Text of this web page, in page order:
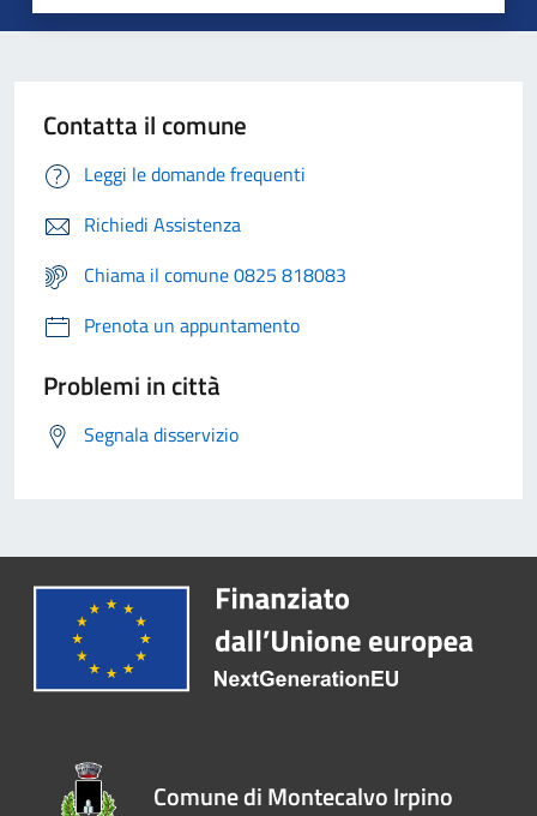
Contatta il comune
Leggi le domande frequenti
Richiedi Assistenza
Chiama il comune 0825 818083
Prenota un appuntamento
Problemi in città
Segnala disservizio
Comune di Montecalvo Irpino